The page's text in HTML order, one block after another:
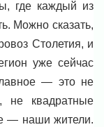
где каждый из
Можно сказать,
Столетия, и
уже сейчас
— это не
не квадратные
— наши жители.